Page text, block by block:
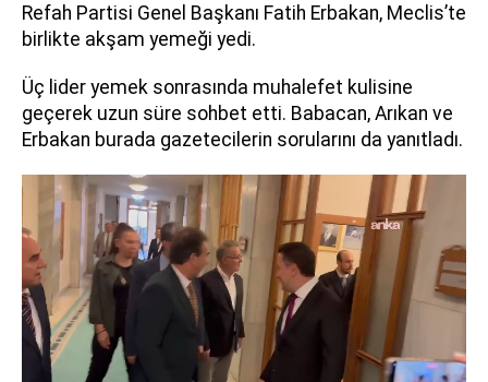
Refah Partisi Genel Başkanı Fatih Erbakan, Meclis’te
birlikte akşam yemeği yedi.
Üç lider yemek sonrasında muhalefet kulisine
geçerek uzun süre sohbet etti. Babacan, Arıkan ve
Erbakan burada gazetecilerin sorularını da yanıtladı.